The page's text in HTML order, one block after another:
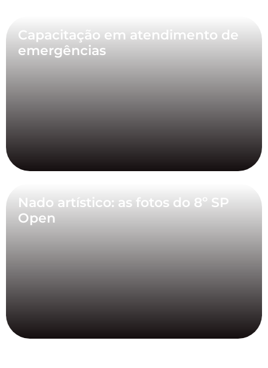
Capacitação em atendimento de
emergências
Nado artístico: as fotos do 8º SP
Open